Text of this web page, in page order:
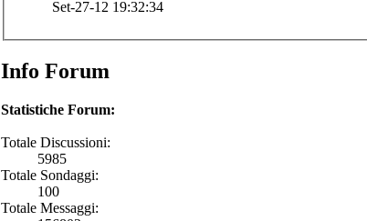
Set-27-12 19:32:34
Info Forum
Statistiche Forum:
Totale Discussioni:
5985
Totale Sondaggi:
100
Totale Messaggi: